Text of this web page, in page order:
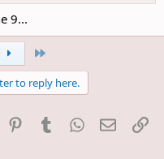
9...
to reply here.
Reddit PinterestTumblrWhatsApp
E-Mail